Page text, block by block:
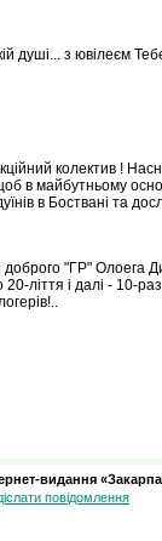
душі... з ювілеєм
колектив !
в майбутньому
в Боствані та
доброго "ГР" Олоега
ліття і далі - 10-
видання
повідомлення